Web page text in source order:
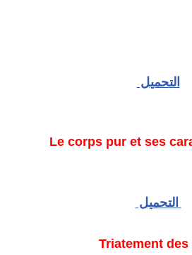
التحميل
Le corps pur et ses
التحميل
Triatement des